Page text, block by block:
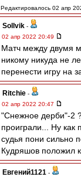
Редактировалось 02 апр
Sollvik -
02 апр 2022 20:49
Матч между двумя
никому никуда не
перенести игру на
Ritchie -
02 апр 2022 20:47
"Снежное дерби"-2
проиграли... Ну как
судья пони сильно
Кудряшов положил
Евгений1121 -